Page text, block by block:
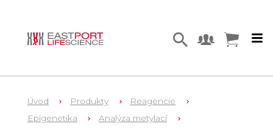
Úvod Produkty
Reagencie
Epigenetika
Analýza metylací